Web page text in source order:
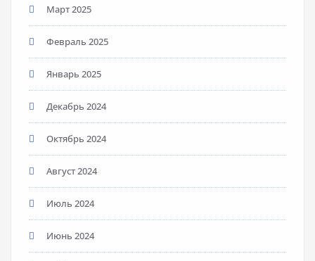
Март 2025
Февраль 2025
Январь 2025
Декабрь 2024
Октябрь 2024
Август 2024
Июль 2024
Июнь 2024